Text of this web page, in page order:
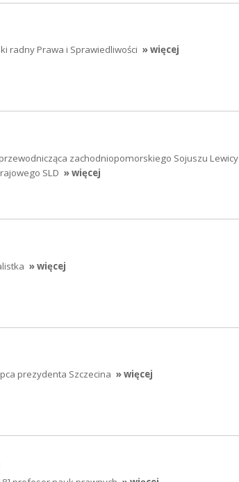
radny Prawa i Sprawiedliwości » więcej
zachodniopomorskiego Sojuszu Lewicy
SLD » więcej
» więcej
prezydenta Szczecina » więcej